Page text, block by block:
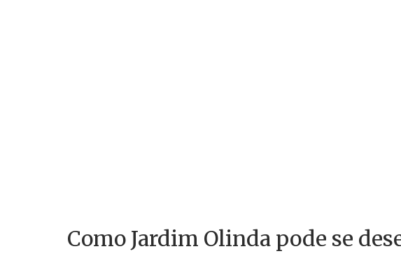
Como Jardim Olinda pode se